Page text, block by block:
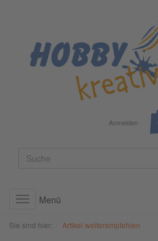
Anmelden
ToggleMenü
Sie sind hier: Artikel weiterempfehlen